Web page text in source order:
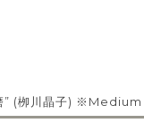
(栁川晶子) ※Medium